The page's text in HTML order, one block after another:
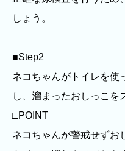
しょう。
■Step2
ネコちゃんがトイレを使
し、溜まったおしっこを
□POINT
ネコちゃんが警戒せずお